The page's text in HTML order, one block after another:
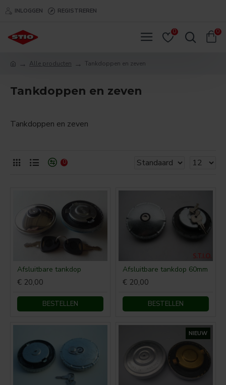
INLOGGEN REGISTREREN
0 0
Alle producten Tankdoppen en zeven
Tankdoppen en zeven
Tankdoppen en zeven
0
Afsluitbare tankdop
€ 20,00
BESTELLEN
Afsluitbare tankdop 60mm
€ 20,00
BESTELLEN
NIEUW